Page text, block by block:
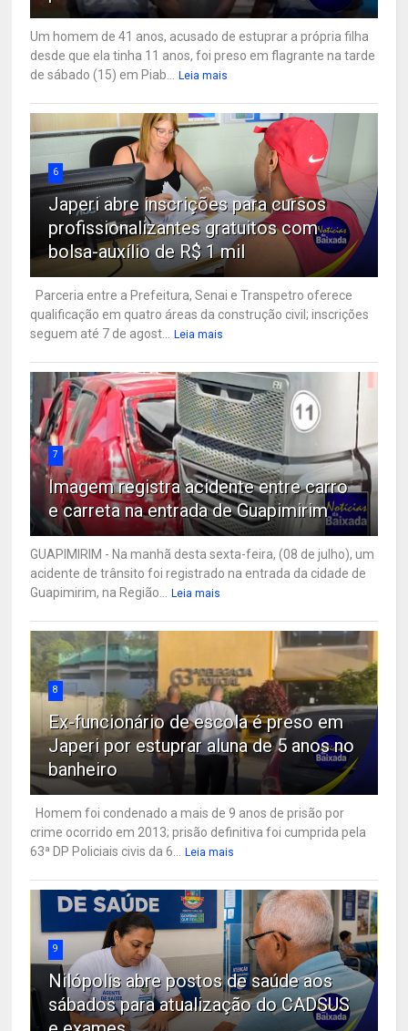
Um homem de 41 anos, acusado de estuprar a própria filha
desde que ela tinha 11 anos, foi preso em flagrante na tarde
de sábado (15) em Piab...
Leia mais
6
Japeri abre inscrições para cursos
profissionalizantes gratuitos com
bolsa-auxílio de R$ 1 mil
Parceria entre a Prefeitura, Senai e Transpetro oferece
qualificação em quatro áreas da construção civil; inscrições
seguem até 7 de agost...
Leia mais
7
Imagem registra acidente entre carro
e carreta na entrada de Guapimirim
GUAPIMIRIM - Na manhã desta sexta-feira, (08 de julho), um
acidente de trânsito foi registrado na entrada da cidade de
Guapimirim, na Região...
Leia mais
8
Ex-funcionário de escola é preso em
Japeri por estuprar aluna de 5 anos no
banheiro
Homem foi condenado a mais de 9 anos de prisão por
crime ocorrido em 2013; prisão definitiva foi cumprida pela
63ª DP Policiais civis da 6...
Leia mais
9
Nilópolis abre postos de saúde aos
sábados para atualização do CADSUS